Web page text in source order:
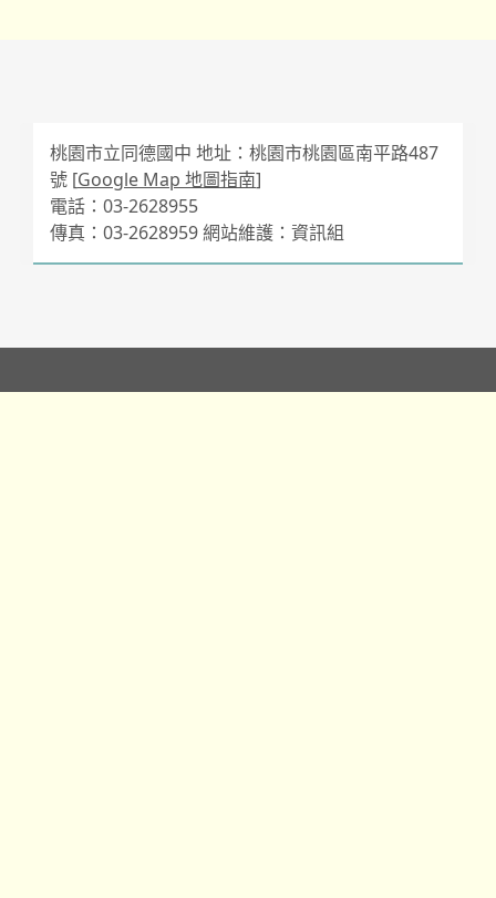
桃園市立同德國中 地址：桃園市桃園區南平路487
號 [Google Map 地圖指南]
電話：03-2628955
傳真：03-2628959 網站維護：資訊組